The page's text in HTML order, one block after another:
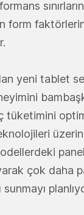
form
yeni tablet
tüketimini
çok daha